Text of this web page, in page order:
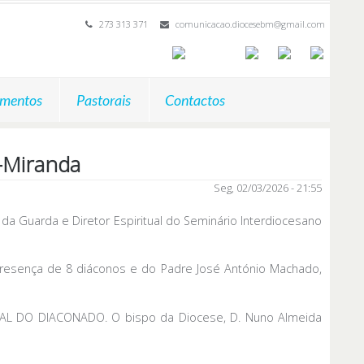
273 313 371 comunicacao.diocesebm@gmail.com
Pastorais Contactos
Seg, 02/03/2026 - 21:55
Guarda e Diretor Espiritual do Seminário Interdiocesano
de 8 diáconos e do Padre José António Machado,
DO DIACONADO. O bispo da Diocese, D. Nuno Almeida